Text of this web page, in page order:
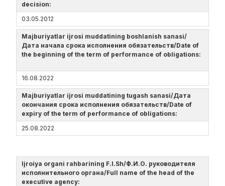
decision:
03.05.2012
Majburiyatlar ijrosi muddatining boshlanish sanasi/
Дата начала срока исполнения обязательств/Date of
the beginning of the term of performance of obligations:
16.08.2022
Majburiyatlar ijrosi muddatining tugash sanasi/Дата
окончания срока исполнения обязательств/Date of
expiry of the term of performance of obligations:
25.08.2022
Ijroiya organi rahbarining F.I.Sh/Ф.И.О. руководителя
исполнительного органа/Full name of the head of the
executive agency: